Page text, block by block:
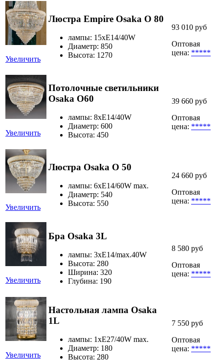
Увеличить
Люстра Empire Osaka O 80
лампы: 15хE14/40W
Диаметр: 850
Высота: 1270
93 010 руб
Оптовая
цена: *****
Увеличить
Потолочные светильники
Osaka O60
лампы: 8хE14/40W
Диаметр: 600
Высота: 450
39 660 руб
Оптовая
цена: *****
Увеличить
Люстра Osaka O 50
лампы: 6xE14/60W max.
Диаметр: 540
Высота: 550
24 660 руб
Оптовая
цена: *****
Увеличить
Бра Osaka 3L
лампы: 3хЕ14/max.40W
Высота: 280
Ширина: 320
Глубина: 190
8 580 руб
Оптовая
цена: *****
Увеличить
Настольная лампа Osaka
1L
лампы: 1xE27/40W max.
Диаметр: 180
Высота: 280
7 550 руб
Оптовая
цена: *****